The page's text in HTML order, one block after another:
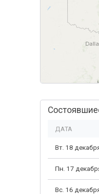
ДАТА
Вт. 18
Пн. 17
Вс. 16